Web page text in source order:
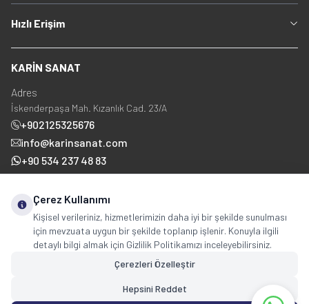
Hızlı Erişim
KARİN SANAT
Adres
İskenderpaşa Mah. Kızanlık Cad. 23/A
+902125325676
info@karinsanat.com
+90 534 237 48 83
Copyright © 2025 karinsanat.com Tüm Hakları Saklıdır.
Çerez Kullanımı
Kişisel verileriniz, hizmetlerimizin daha iyi bir şekilde sunulması
için mevzuata uygun bir şekilde toplanıp işlenir. Konuyla ilgili
detaylı bilgi almak için Gizlilik Politikamızı inceleyebilirsiniz.
Çerezleri Özelleştir
Hepsini Reddet